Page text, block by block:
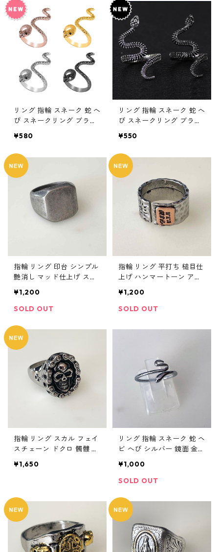
リング 指輪 スネーク 蛇 へ
び スネークリング ブラッ
類 風水 開運 アンティーク
調 サイズ調整可 フリーサ
イズ
¥580
リング 指輪 スネーク 蛇 へ
び スネークリング ブラッ
爬虫類 風水 開運 アンティ
ーク調 サイズ調整可 フリ
ーサイズ
¥550
指輪 リング 印台 シンプル
艶消し マッド仕上げ ステ
ー
¥1,200
SOLD OUT
指輪 リング 平打ち 槌目仕
上げ ハンマートーン アン
サリー
¥1,200
SOLD OUT
指輪 リング スカル フェイ
スチェーン ドクロ 髑髏 パ
アクセサリー
¥1,650
リング 指輪 スネーク 蛇 ヘ
ビ へび シルバー 鏡面 金運
リー
¥1,000
SOLD OUT